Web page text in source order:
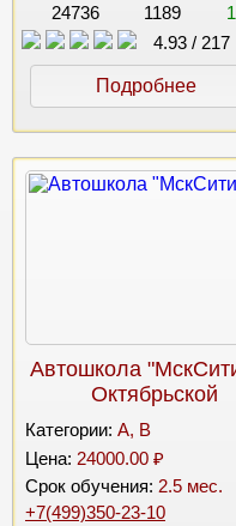
24736
1189
4.93 / 217
Подробнее
Автошкола
Октябрьской
Категории: A, B
Цена: 24000.00 ₽
Срок обучения: 2.5 мес.
+7(499)350-23-10